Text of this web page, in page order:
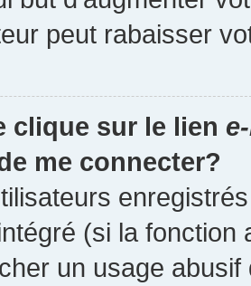
peut rabaisser
clique sur le lien
me connecter?
(si la fonction
un usage